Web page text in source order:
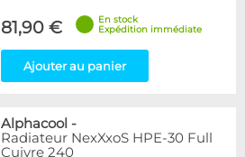
81,90 €
En stock
Expédition immédiate
Ajouter au panier
Alphacool -
Radiateur NexXxoS HPE-30 Full
Cuivre 240